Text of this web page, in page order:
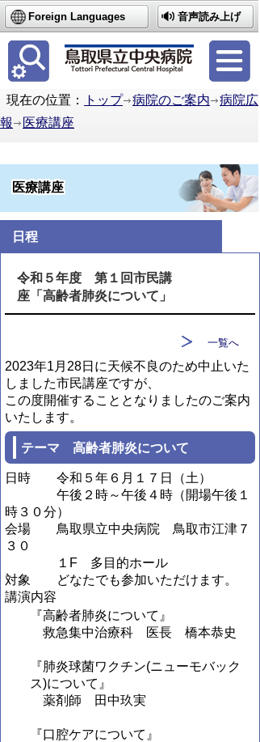
Foreign Languages 音声読み上げ
簡体中文
繁体中文
한국어
現在の位置：
トップ 病院のご案内
病院広
報
医療講座
医療講座
日程
令和５年度 第１回市民講
座「高齢者肺炎について」
一覧へ
2023年1月28日に天候不良のため中止いた
しました市民講座ですが、
この度開催することとなりましたのご案内
いたします。
テーマ 高齢者肺炎について
日時 令和５年６月１７日（土）
午後２時～午後４時（開場午後１
時３０分）
会場 鳥取県立中央病院 鳥取市江津７
３０
１F 多目的ホール
対象 どなたでも参加いただけます。
講演内容
『高齢者肺炎について』
救急集中治療科 医長 橋本恭史
『肺炎球菌ワクチン(ニューモバック
ス)について』
薬剤師 田中玖実
『口腔ケアについて』